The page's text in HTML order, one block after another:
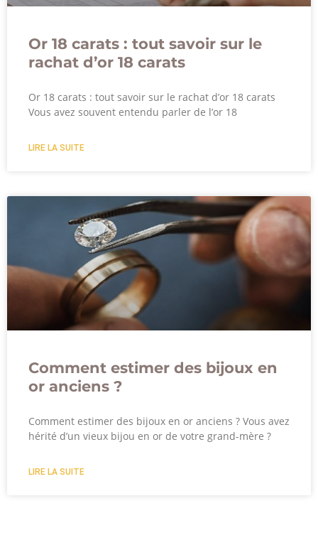
Or 18 carats : tout savoir sur le
rachat d’or 18 carats
Or 18 carats : tout savoir sur le rachat d’or 18 carats
Vous avez souvent entendu parler de l’or 18
LIRE LA SUITE
Comment estimer des bijoux en
or anciens ?
Comment estimer des bijoux en or anciens ? Vous avez
hérité d’un vieux bijou en or de votre grand-mère ?
LIRE LA SUITE